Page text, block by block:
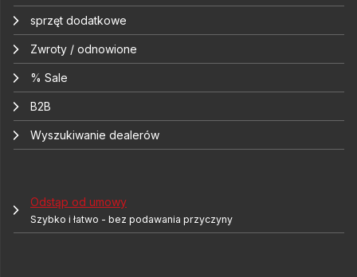
sprzęt dodatkowe
Zwroty / odnowione
% Sale
B2B
Wyszukiwanie dealerów
Odstąp od umowy
Szybko i łatwo - bez podawania przyczyny